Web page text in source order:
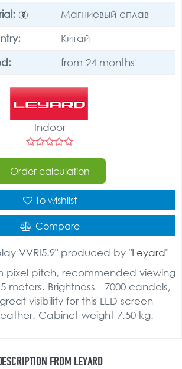
?
Магниевый сплав
Китай
from 24 months
Indoor
Order calculation
To wishlist
Compare
VVRI5.9" produced by "Leyard"
pixel pitch, recommended viewing
meters. Brightness - 7000 candels,
visibility for this LED screen
Cabinet weight 7.50 kg.
FROM LEYARD